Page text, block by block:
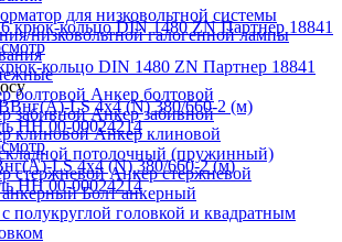
для низковольтной системы
низковольтной галогенной лампы
Анкер болтовой
Анкер забивной
Анкер клиновой
потолочный (пружинный)
Анкер стержневой
Болт анкерный
кольцо DIN 1480 ZN Партнер 18841
LS 4х4 (N) 380/660-2 (м)
НН 00-00024214